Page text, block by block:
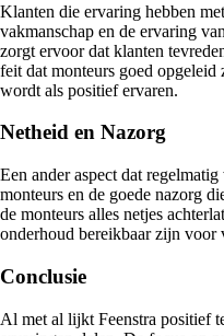
Klanten die ervaring hebben
vakmanschap en de ervaring
zorgt ervoor dat klanten
feit dat monteurs goed
wordt als positief ervaren.
Netheid en Nazorg
Een ander aspect dat
monteurs en de goede nazorg
de monteurs alles netjes
onderhoud bereikbaar zijn voor
Conclusie
Al met al lijkt Feenstra positief